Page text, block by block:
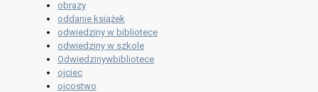
obrazy
oddanie książek
odwiedziny w bibliotece
odwiedziny w szkole
Odwiedzinywbibliotece
ojciec
ojcostwo